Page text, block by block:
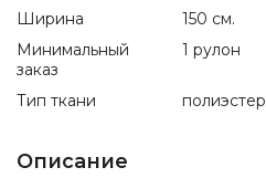
Ширина
150 см.
Минимальный
заказ
1 рулон
Тип ткани полиэстер
Описание